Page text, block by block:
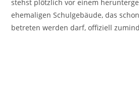
stehst plötzlich vor einem
ehemaligen Schulgebäude, das
betreten werden darf, offiziell